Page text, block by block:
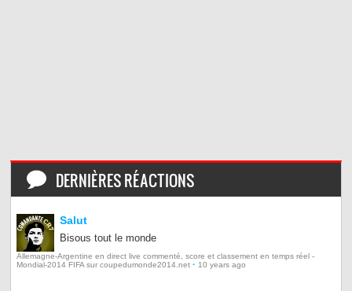
DERNIÈRES RÉACTIONS
Salut
Bisous tout le monde
Allemagne-Argentine en direct live commenté, score et classement en temps réel -
Mondial-2014 FIFA sur coupedumonde2014.net · 10 years ago